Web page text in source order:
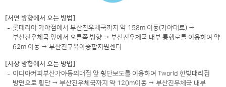
[서면 방향에서 오는 방법]
롯데리아 가야점에서 부산진우체국까지 약 158m 이동(가야대로) →
부산진우체국 앞에서 오른쪽 방향 → 부산진우체국 내부 통행로를 이용하여 약
62m 이동 → 부산진구육아종합지원센터
[사상 방향에서 오는 방법]
이디야커피부산가야동의대점 앞 횡단보도를 이용하여 Tworld 한빛대리점
방면으로 횡단 → 부산진우체국까지 약 120m이동 → 부산진우체국 내부